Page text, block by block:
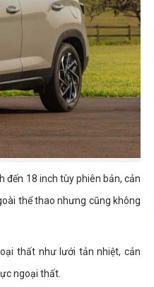
đến 18 inch tùy phiên bản, cản
thể thao nhưng cũng không
thất như lưới tản nhiệt, cản
ngoại thất.